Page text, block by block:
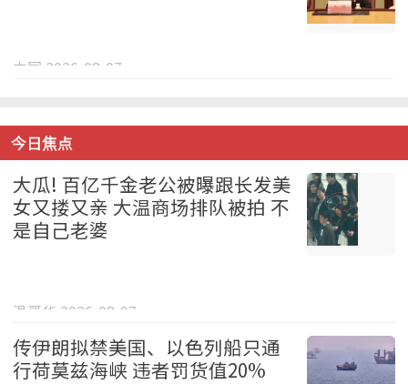
中国 2026-08-07
今日焦点
大瓜! 百亿千金老公被曝跟长发美
女又搂又亲 大温商场排队被拍 不
是自己老婆
温哥华 2026-08-07
传伊朗拟禁美国、以色列船只通
行荷莫兹海峡 违者罚货值20%